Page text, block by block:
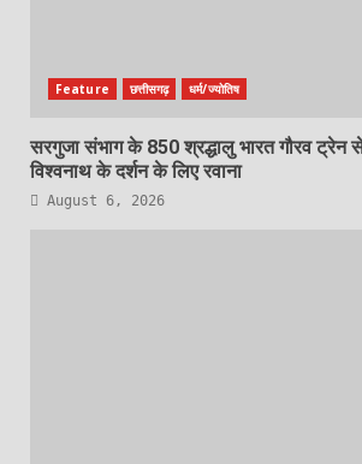
Feature छत्तीसगढ़ धर्म/ज्योतिष
सरगुजा संभाग के 850 श्रद्धालु भारत गौरव ट्रेन से
विश्वनाथ के दर्शन के लिए रवाना
August 6, 2026